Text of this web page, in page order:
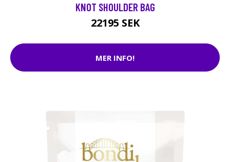
KNOT SHOULDER BAG
22195 SEK
MER INFO!